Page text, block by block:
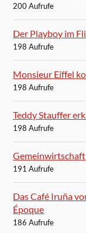
200 Aufrufe
Der Playboy im
198 Aufrufe
Monsieur Eiffel
198 Aufrufe
Teddy Stauffer
198 Aufrufe
Gemeinwirtschaft
191 Aufrufe
Das Café Iruña
Époque
186 Aufrufe